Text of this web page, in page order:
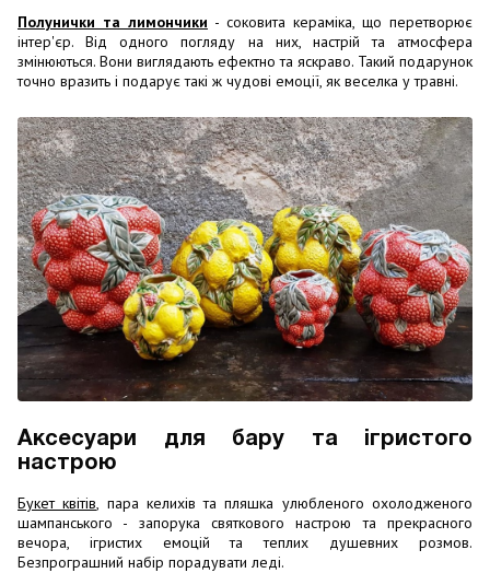
Полунички та лимончики - соковита кераміка, що перетворює
інтер'єр. Від одного погляду на них, настрій та атмосфера
змінюються. Вони виглядають ефектно та яскраво. Такий подарунок
точно вразить і подарує такі ж чудові емоції, як веселка у травні.
Аксесуари для бару та ігристого
настрою
Букет квітів, пара келихів та пляшка улюбленого охолодженого
шампанського - запорука святкового настрою та прекрасного
вечора, ігристих емоцій та теплих душевних розмов.
Безпрограшний набір порадувати леді.